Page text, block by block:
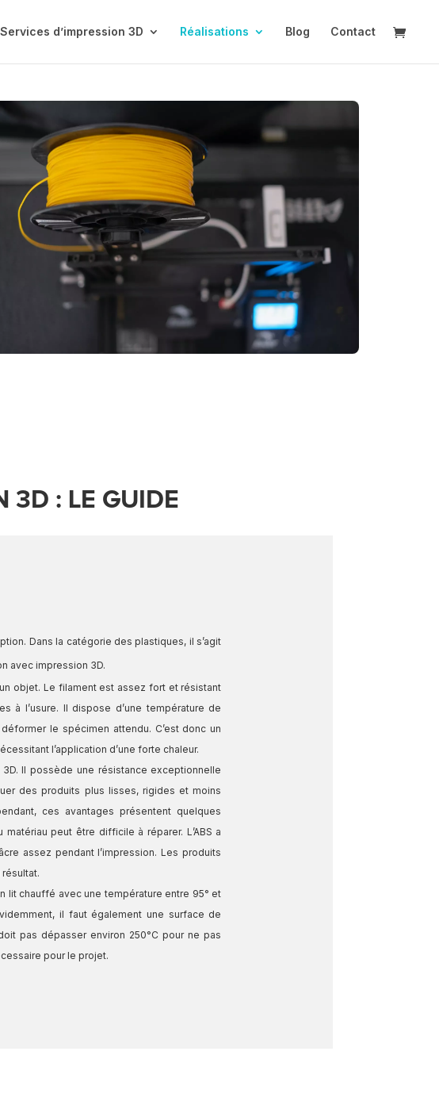
Services d’impression 3D Réalisations Blog Contact
3D : LE GUIDE
Dans la catégorie des plastiques, il s’agit
avec impression 3D.
objet. Le filament est assez fort et résistant
l’usure. Il dispose d’une température de
le spécimen attendu. C’est donc un
l’application d’une forte chaleur.
Il possède une résistance exceptionnelle
des produits plus lisses, rigides et moins
ces avantages présentent quelques
peut être difficile à réparer. L’ABS a
assez pendant l’impression. Les produits
lit chauffé avec une température entre 95° et
il faut également une surface de
pas dépasser environ 250°C pour ne pas
pour le projet.